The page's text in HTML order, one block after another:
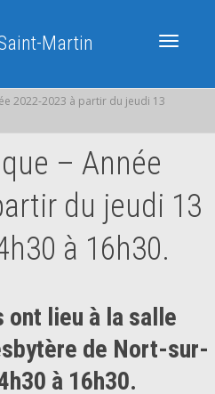
Martin
2022-2023 à partir du jeudi 13
– Année
du jeudi 13
à 16h30.
ont lieu à la salle
de Nort-sur-
à 16h30.